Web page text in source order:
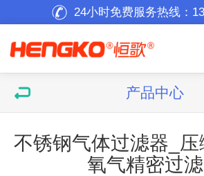
24小时免费服务热线：
产品中心
不锈钢气体过滤器_
氧气精密过